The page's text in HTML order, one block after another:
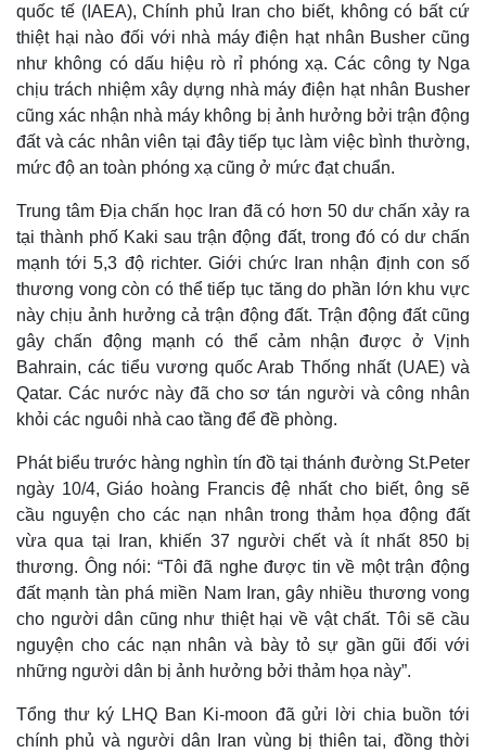
Thế giới
Quan sát
Cuộc sống đó đây
Hồ sơ
Multimedia
Video
Ảnh
E-Magazine
quốc tế (IAEA), Chính phủ Iran cho biết, không có bất cứ
thiệt hại nào đối với nhà máy điện hạt nhân Busher cũng
như không có dấu hiệu rò rỉ phóng xạ. Các công ty Nga
chịu trách nhiệm xây dựng nhà máy điện hạt nhân Busher
cũng xác nhận nhà máy không bị ảnh hưởng bởi trận động
đất và các nhân viên tại đây tiếp tục làm việc bình thường,
mức độ an toàn phóng xạ cũng ở mức đạt chuẩn.
Trung tâm Địa chấn học Iran đã có hơn 50 dư chấn xảy ra
tại thành phố Kaki sau trận động đất, trong đó có dư chấn
mạnh tới 5,3 độ richter. Giới chức Iran nhận định con số
thương vong còn có thể tiếp tục tăng do phần lớn khu vực
này chịu ảnh hưởng cả trận động đất. Trận động đất cũng
gây chấn động mạnh có thể cảm nhận được ở Vịnh
Bahrain, các tiểu vương quốc Arab Thống nhất (UAE) và
Qatar. Các nước này đã cho sơ tán người và công nhân
khỏi các nguôi nhà cao tầng để đề phòng.
Phát biểu trước hàng nghìn tín đồ tại thánh đường St.Peter
ngày 10/4, Giáo hoàng Francis đệ nhất cho biết, ông sẽ
cầu nguyện cho các nạn nhân trong thảm họa động đất
vừa qua tại Iran, khiến 37 người chết và ít nhất 850 bị
thương. Ông nói: “Tôi đã nghe được tin về một trận động
đất mạnh tàn phá miền Nam Iran, gây nhiều thương vong
cho người dân cũng như thiệt hại về vật chất. Tôi sẽ cầu
nguyện cho các nạn nhân và bày tỏ sự gần gũi đối với
những người dân bị ảnh hưởng bởi thảm họa này”.
Tổng thư ký LHQ Ban Ki-moon đã gửi lời chia buồn tới
chính phủ và người dân Iran vùng bị thiên tai, đồng thời